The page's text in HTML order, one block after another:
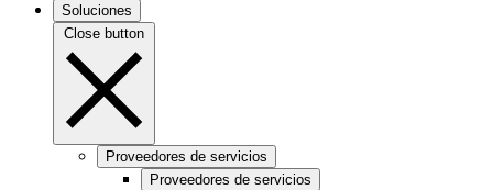
Soluciones
Close button
Proveedores de servicios
Proveedores de servicios